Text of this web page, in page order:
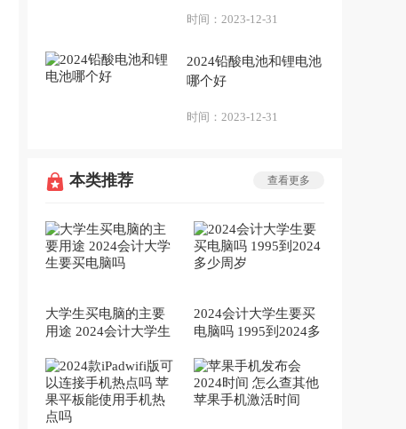
时间： 2023-12-31
2024铅酸电池和锂电池
哪个好
时间： 2023-12-31
本类推荐 查看更多
大学生买电脑的主要
用途 2024会计大学生
2024会计大学生要买
电脑吗 1995到2024多